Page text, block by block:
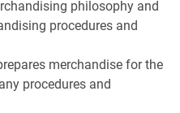
philosophy and
procedures and
merchandise for the
procedures and